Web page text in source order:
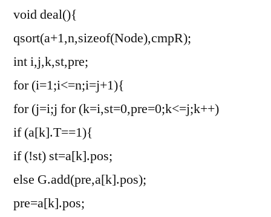
void deal(){
qsort(a+1,n,sizeof(Node),cmpR);
int i,j,k,st,pre;
for (i=1;i<=n;i=j+1){
for (j=i;j for (k=i,st=0,pre=0;k<=j;k++)
if (a[k].T==1){
if (!st) st=a[k].pos;
else G.add(pre,a[k].pos);
pre=a[k].pos;